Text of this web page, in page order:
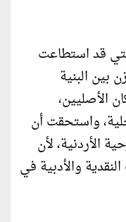
قد استطاعت
البنية
الأصليين،
واستحقت أن
الأردنية، لأن
والأدبية في